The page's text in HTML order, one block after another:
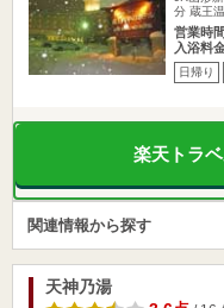
分 蔵王
営業時
入浴料
日帰り
楽天トラ
関連情報から探す
天神乃湯